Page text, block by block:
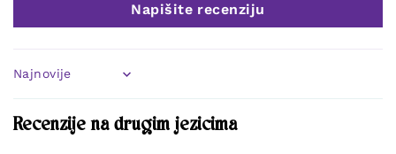
Napišite recenziju
Sort by
Recenzije na drugim jezicima